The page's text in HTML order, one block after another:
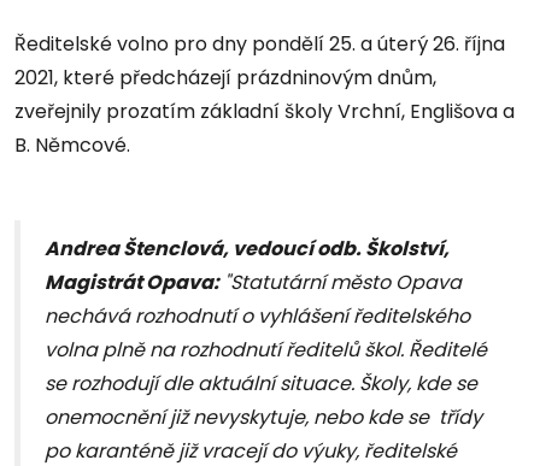
Ředitelské volno pro dny pondělí 25. a úterý 26. října
2021, které předcházejí prázdninovým dnům,
zveřejnily prozatím základní školy Vrchní, Englišova a
B. Němcové.
Andrea Štenclová, vedoucí odb. Školství,
Magistrát Opava:"Statutární město Opava
nechává rozhodnutí o vyhlášení ředitelského
volna plně na rozhodnutí ředitelů škol. Ředitelé
se rozhodují dle aktuální situace. Školy, kde se
onemocnění již nevyskytuje, nebo kde se třídy
po karanténě již vracejí do výuky, ředitelské